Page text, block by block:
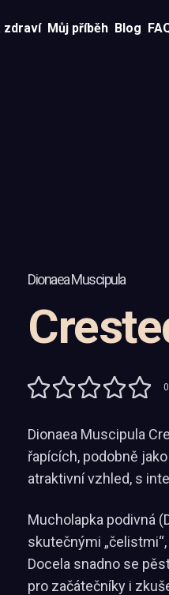
zdraví Můj příběh Blog
Dionaea Muscipula
Dionaea Muscipula
řapících, podobně
atraktivní vzhled, s
Mucholapka podivná
skutečnými
Docela snadno se
pro začátečníky i